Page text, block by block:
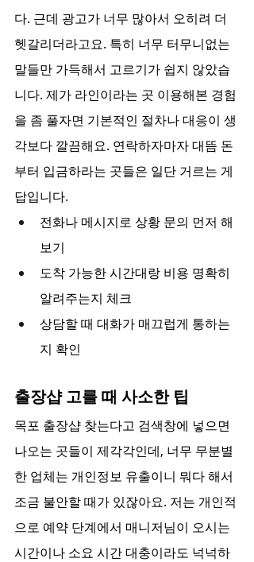
다. 근데 광고가 너무 많아서 오히려 더
헷갈리더라고요. 특히 너무 터무니없는
말들만 가득해서 고르기가 쉽지 않았습
니다. 제가 라인이라는 곳 이용해본 경험
을 좀 풀자면 기본적인 절차나 대응이 생
각보다 깔끔해요. 연락하자마자 대뜸 돈
부터 입금하라는 곳들은 일단 거르는 게
답입니다.
전화나 메시지로 상황 문의 먼저 해
보기
도착 가능한 시간대랑 비용 명확히
알려주는지 체크
상담할 때 대화가 매끄럽게 통하는
지 확인
출장샵 고를 때 사소한 팁
목포 출장샵 찾는다고 검색창에 넣으면
나오는 곳들이 제각각인데, 너무 무분별
한 업체는 개인정보 유출이니 뭐다 해서
조금 불안할 때가 있잖아요. 저는 개인적
으로 예약 단계에서 매니저님이 오시는
시간이나 소요 시간 대충이라도 넉넉하